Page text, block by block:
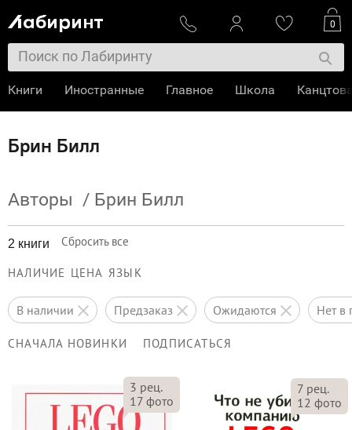
Брин Билл
Авторы / Брин Билл
2 книги Сбросить все
НАЛИЧИЕ ЦЕНА ЯЗЫК
в наличии предзаказ ожидаются нет
СНАЧАЛА НОВИНКИ ПОДПИСАТЬСЯ
3 рец.
17 фото
7 рец.
12 фото
0
Книги Иностранные Главное Школа